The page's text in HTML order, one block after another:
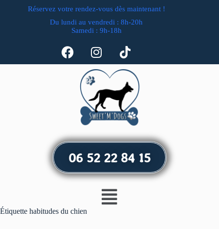
Réservez votre rendez-vous dès maintenant !
Du lundi au vendredi : 8h-20h
Samedi : 9h-18h
06 52 22 84 15
Étiquette habitudes du chien